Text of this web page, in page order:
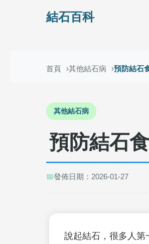
結石百科
首頁 其他結石病 預防結石
其他結石病
預防結石
📅發佈日期：2026-01-27
說起結石，很多人第